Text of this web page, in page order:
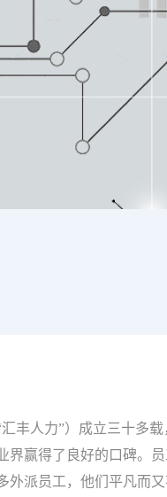
丰人力”）成立三十多载
界赢得了良好的口碑。
外派员工，他们平凡而